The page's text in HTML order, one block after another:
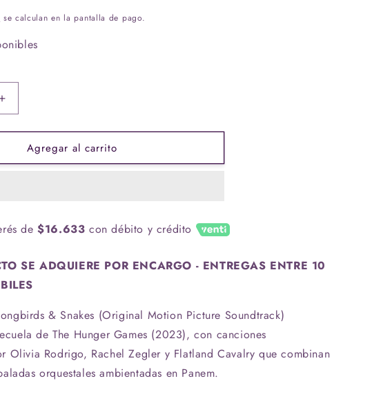
se calculan en la pantalla de pago.
Aumentar
cantidad
para
Vinilo
Various
Games:
Ballad
Of
Songbirds
&amp;
Snakes
(OST)
(Orange
Vinyl)
Agregar al carrito
de$16.633 con débito y crédito
SE ADQUIERE POR ENCARGO - ENTREGAS ENTRE 10
& Snakes (Original Motion Picture Soundtrack)
de The Hunger Games (2023), con canciones
Olivia Rodrigo, Rachel Zegler y Flatland Cavalry que combinan
orquestales ambientadas en Panem.